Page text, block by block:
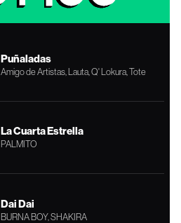
Puñaladas
Amigo de Artistas, Lauta, Q' Lokura, Tote
La Cuarta Estrella
PALMITO
Dai Dai
BURNA BOY, SHAKIRA